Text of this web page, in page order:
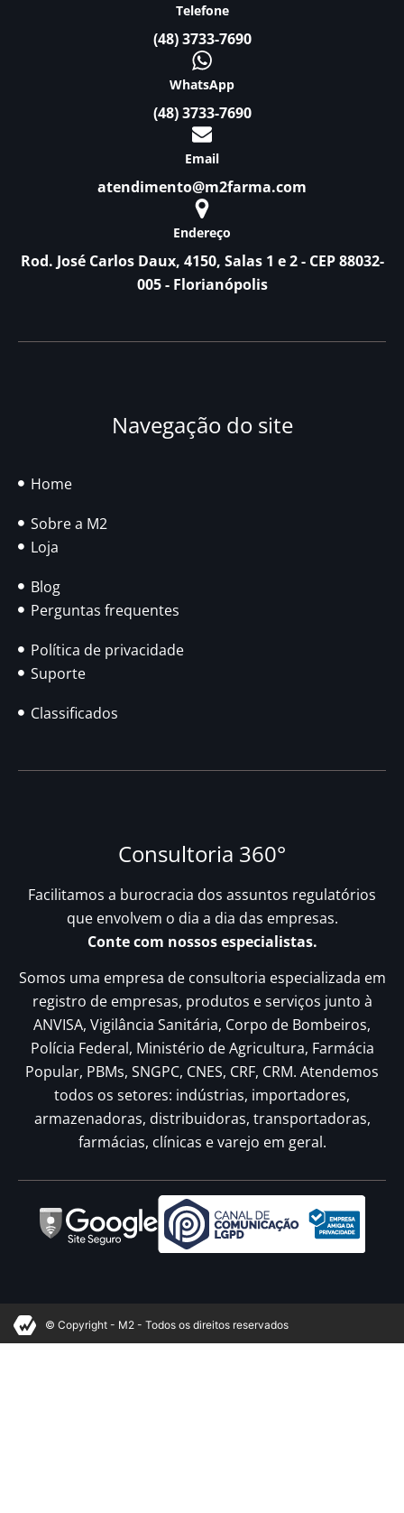
Telefone
(48) 3733-7690
WhatsApp
(48) 3733-7690
Email
atendimento@m2farma.com
Endereço
Rod. José Carlos Daux, 4150, Salas 1 e 2 - CEP 88032-
005 - Florianópolis
Navegação do site
Home
Sobre a M2
Loja
Blog
Perguntas frequentes
Política de privacidade
Suporte
Classificados
Consultoria 360°
Facilitamos a burocracia dos assuntos regulatórios
que envolvem o dia a dia das empresas.
Conte com nossos especialistas.
Somos uma empresa de consultoria especializada em
registro de empresas, produtos e serviços junto à
ANVISA, Vigilância Sanitária, Corpo de Bombeiros,
Polícia Federal, Ministério de Agricultura, Farmácia
Popular, PBMs, SNGPC, CNES, CRF, CRM. Atendemos
todos os setores: indústrias, importadores,
armazenadoras, distribuidoras, transportadoras,
farmácias, clínicas e varejo em geral.
© Copyright - M2 - Todos os direitos reservados